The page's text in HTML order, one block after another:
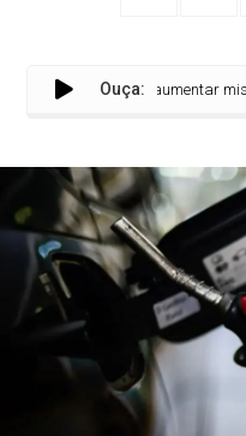
Ouça:
para aumentar mistura de